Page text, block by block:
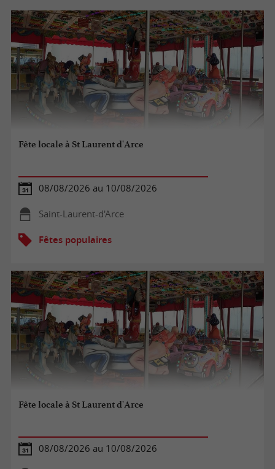
Fête locale à St Laurent d'Arce
08/08/2026 au 10/08/2026
Saint-Laurent-d'Arce
Fêtes populaires
Fête locale à St Laurent d'Arce
08/08/2026 au 10/08/2026